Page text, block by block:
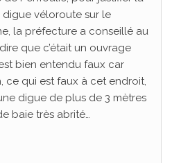
véloroute sur le
la préfecture a conseillé au
que c’était un ouvrage
bien entendu faux car
ce qui est faux à cet endroit,
digue de plus de 3 mètres
baie très abrité…